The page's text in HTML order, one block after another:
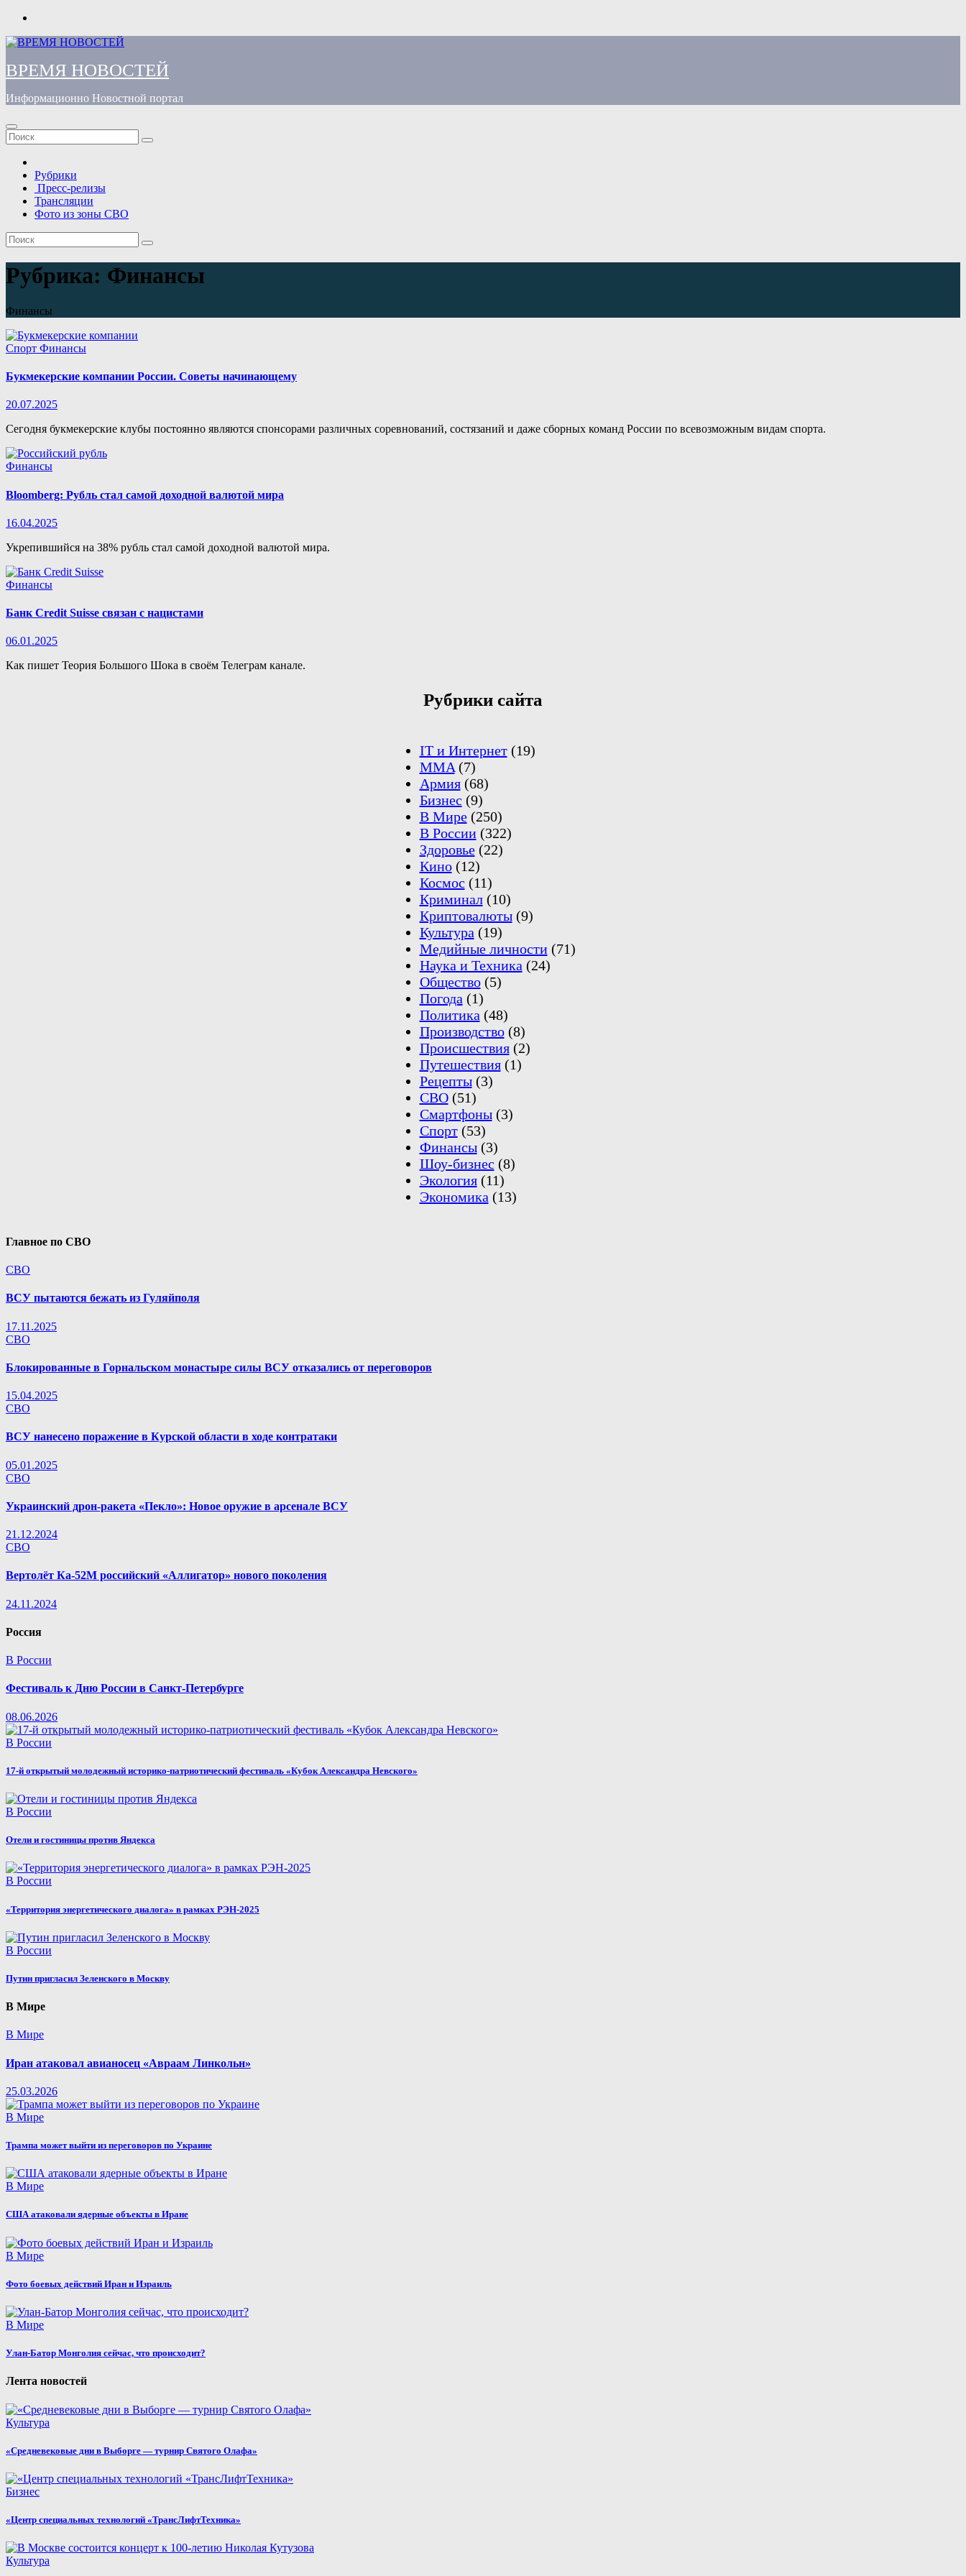
Перейти
содержимому
ВРЕМЯ НОВОСТЕЙ
Информационно Новостной портал
Рубрики
Пресс-релизы
Трансляции
Фото из зоны СВО
Рубрика: Финансы
Финансы
Спорт Финансы
Букмекерские компании России. Советы начинающему
20.07.2025
Сегодня букмекерские клубы постоянно являются спонсорами различных соревнований, состязаний и даже сборных команд России по всевозможным видам спорта.
Финансы
Bloomberg: Рубль стал самой доходной валютой мира
16.04.2025
Укрепившийся на 38% рубль стал самой доходной валютой мира.
Финансы
Банк Credit Suisse связан с нацистами
06.01.2025
Как пишет Теория Большого Шока в своём Телеграм канале.
Рубрики сайта
IT и Интернет(19)
MMA(7)
Армия(68)
Бизнес (9)
В Мире(250)
В России(322)
Здоровье(22)
Кино(12)
Космос (11)
Криминал(10)
Криптовалюты(9)
Культура(19)
Медийные личности(71)
Наука и Техника(24)
Общество(5)
Погода(1)
Политика(48)
Производство(8)
Происшествия(2)
Путешествия(1)
Рецепты(3)
СВО(51)
Смартфоны(3)
Спорт(53)
Финансы(3)
Шоу-бизнес (8)
Экология(11)
Экономика(13)
Главное по СВО
СВО
ВСУ пытаются бежать из Гуляйполя
17.11.2025
СВО
Блокированные в Горнальском монастыре силы ВСУ отказались от переговоров
15.04.2025
СВО
ВСУ нанесено поражение в Курской области в ходе контратаки
05.01.2025
СВО
Украинский дрон-ракета «Пекло»: Новое оружие в арсенале ВСУ
21.12.2024
СВО
Вертолёт Ка-52М российский «Аллигатор» нового поколения
24.11.2024
Россия
В России
Фестиваль к Дню России в Санкт-Петербурге
08.06.2026
В России
17-й открытый молодежный историко-патриотический фестиваль «Кубок Александра Невского»
В России
Отели и гостиницы против Яндекса
В России
«Территория энергетического диалога» в рамках РЭН-2025
В России
Путин пригласил Зеленского в Москву
В Мире
В Мире
Иран атаковал авианосец «Авраам Линкольн»
25.03.2026
В Мире
Трампа может выйти из переговоров по Украине
В Мире
США атаковали ядерные объекты в Иране
В Мире
Фото боевых действий Иран и Израиль
В Мире
Улан-Батор Монголия сейчас, что происходит?
Лента новостей
Культура
«Средневековые дни в Выборге — турнир Святого Олафа»
Бизнес
«Центр специальных технологий «ТрансЛифтТехника»
Культура